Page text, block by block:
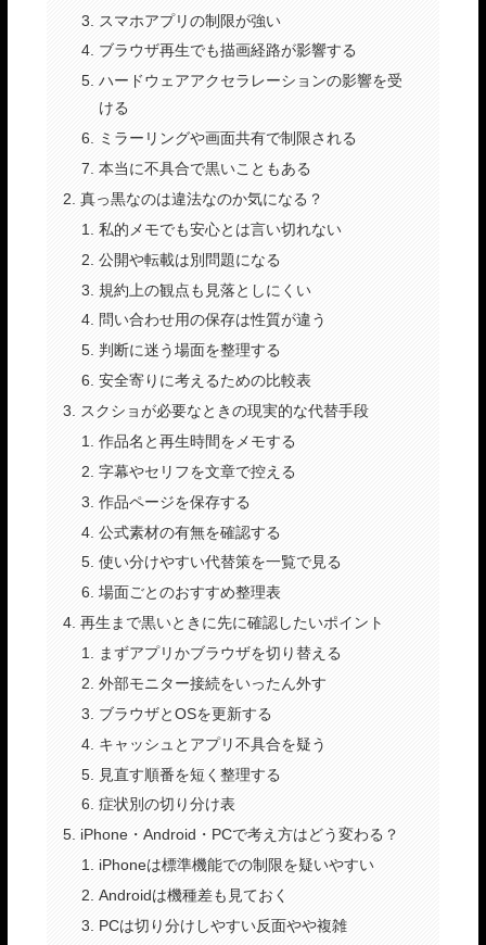
スマホアプリの制限が強い
ブラウザ再生でも描画経路が影響する
ハードウェアアクセラレーションの影響を受
ける
ミラーリングや画面共有で制限される
本当に不具合で黒いこともある
真っ黒なのは違法なのか気になる？
私的メモでも安心とは言い切れない
公開や転載は別問題になる
規約上の観点も見落としにくい
問い合わせ用の保存は性質が違う
判断に迷う場面を整理する
安全寄りに考えるための比較表
スクショが必要なときの現実的な代替手段
作品名と再生時間をメモする
字幕やセリフを文章で控える
作品ページを保存する
公式素材の有無を確認する
使い分けやすい代替策を一覧で見る
場面ごとのおすすめ整理表
再生まで黒いときに先に確認したいポイント
まずアプリかブラウザを切り替える
外部モニター接続をいったん外す
ブラウザとOSを更新する
キャッシュとアプリ不具合を疑う
見直す順番を短く整理する
症状別の切り分け表
iPhone・Android・PCで考え方はどう変わる？
iPhoneは標準機能での制限を疑いやすい
Androidは機種差も見ておく
PCは切り分けしやすい反面やや複雑